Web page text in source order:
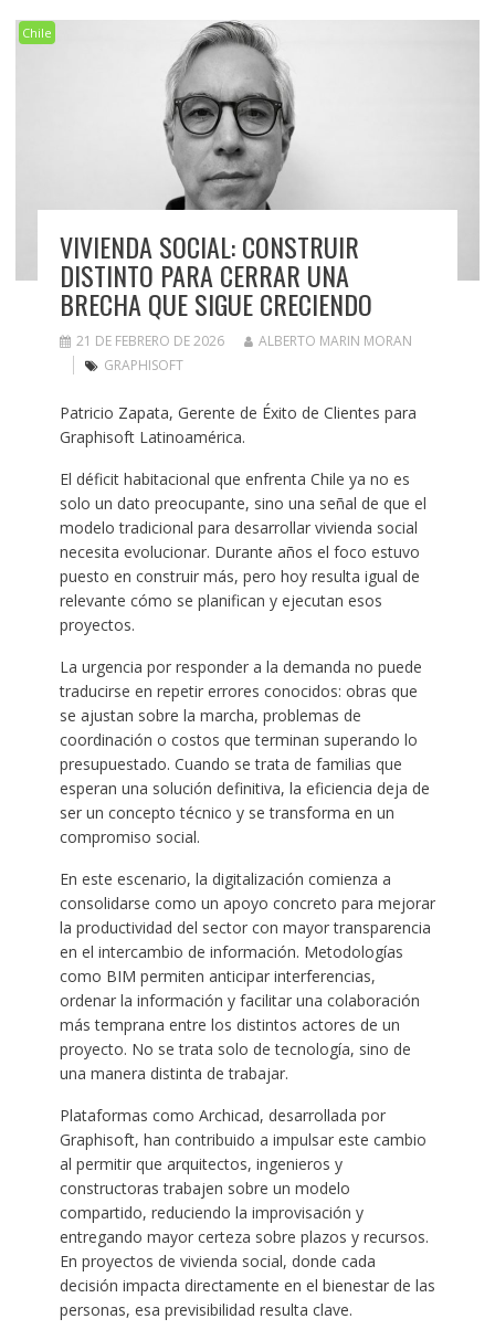
Chile
VIVIENDA SOCIAL: CONSTRUIR
DISTINTO PARA CERRAR UNA
BRECHA QUE SIGUE CRECIENDO
21 DE FEBRERO DE 2026
ALBERTO MARIN MORAN
GRAPHISOFT
Patricio Zapata, Gerente de Éxito de Clientes para
Graphisoft Latinoamérica.
El déficit habitacional que enfrenta Chile ya no es
solo un dato preocupante, sino una señal de que el
modelo tradicional para desarrollar vivienda social
necesita evolucionar. Durante años el foco estuvo
puesto en construir más, pero hoy resulta igual de
relevante cómo se planifican y ejecutan esos
proyectos.
La urgencia por responder a la demanda no puede
traducirse en repetir errores conocidos: obras que
se ajustan sobre la marcha, problemas de
coordinación o costos que terminan superando lo
presupuestado. Cuando se trata de familias que
esperan una solución definitiva, la eficiencia deja de
ser un concepto técnico y se transforma en un
compromiso social.
En este escenario, la digitalización comienza a
consolidarse como un apoyo concreto para mejorar
la productividad del sector con mayor transparencia
en el intercambio de información. Metodologías
como BIM permiten anticipar interferencias,
ordenar la información y facilitar una colaboración
más temprana entre los distintos actores de un
proyecto. No se trata solo de tecnología, sino de
una manera distinta de trabajar.
Plataformas como Archicad, desarrollada por
Graphisoft, han contribuido a impulsar este cambio
al permitir que arquitectos, ingenieros y
constructoras trabajen sobre un modelo
compartido, reduciendo la improvisación y
entregando mayor certeza sobre plazos y recursos.
En proyectos de vivienda social, donde cada
decisión impacta directamente en el bienestar de las
personas, esa previsibilidad resulta clave.